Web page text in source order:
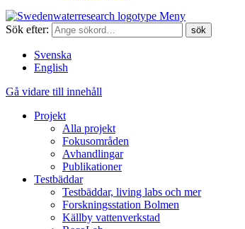
Meny
Sök efter:
Svenska
English
Gå vidare till innehåll
Projekt
Alla projekt
Fokusområden
Avhandlingar
Publikationer
Testbäddar
Testbäddar, living labs och mer
Forskningsstation Bolmen
Källby vattenverkstad